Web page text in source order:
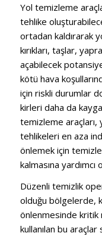
Yol temizleme
tehlike
ortadan kaldırarak
kırıkları, taşlar,
açabilecek
kötü hava
için riskli durumlar
kirleri daha da
temizleme araçları,
tehlikeleri en aza
önlemek için
kalmasına yardımcı
Düzenli temizlik
olduğu bölgelerde,
önlenmesinde kritik
kullanılan bu